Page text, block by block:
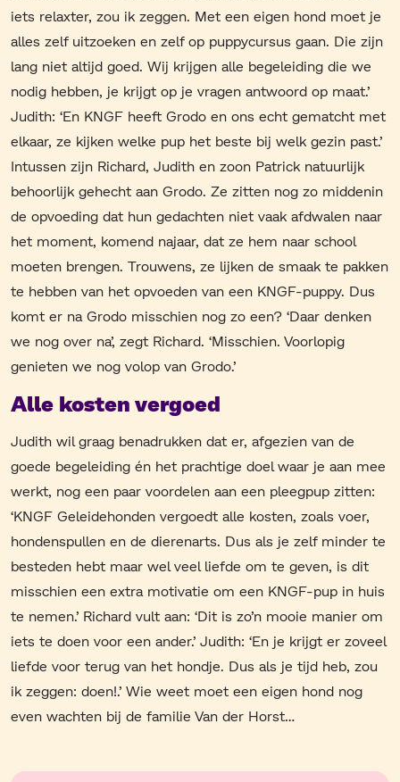
iets relaxter, zou ik zeggen. Met een eigen hond moet je
alles zelf uitzoeken en zelf op puppycursus gaan. Die zijn
lang niet altijd goed. Wij krijgen alle begeleiding die we
nodig hebben, je krijgt op je vragen antwoord op maat.’
Judith: ‘En KNGF heeft Grodo en ons echt gematcht met
elkaar, ze kijken welke pup het beste bij welk gezin past.’
Intussen zijn Richard, Judith en zoon Patrick natuurlijk
behoorlijk gehecht aan Grodo. Ze zitten nog zo middenin
de opvoeding dat hun gedachten niet vaak afdwalen naar
het moment, komend najaar, dat ze hem naar school
moeten brengen. Trouwens, ze lijken de smaak te pakken
te hebben van het opvoeden van een KNGF-puppy. Dus
komt er na Grodo misschien nog zo een? ‘Daar denken
we nog over na’, zegt Richard. ‘Misschien. Voorlopig
genieten we nog volop van Grodo.’
Alle kosten vergoed
Judith wil graag benadrukken dat er, afgezien van de
goede begeleiding én het prachtige doel waar je aan mee
werkt, nog een paar voordelen aan een pleegpup zitten:
‘KNGF Geleidehonden vergoedt alle kosten, zoals voer,
hondenspullen en de dierenarts. Dus als je zelf minder te
besteden hebt maar wel veel liefde om te geven, is dit
misschien een extra motivatie om een KNGF-pup in huis
te nemen.’ Richard vult aan: ‘Dit is zo’n mooie manier om
iets te doen voor een ander.’ Judith: ‘En je krijgt er zoveel
liefde voor terug van het hondje. Dus als je tijd heb, zou
ik zeggen: doen!.’ Wie weet moet een eigen hond nog
even wachten bij de familie Van der Horst…